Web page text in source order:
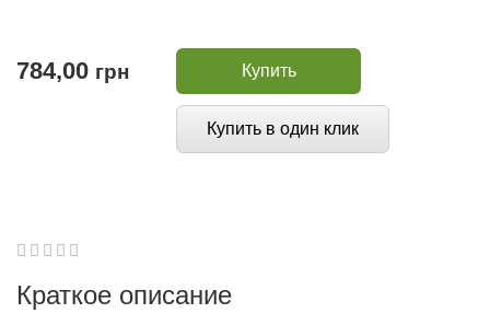
784,00 грн Купить
Купить в один клик
12345
Краткое описание